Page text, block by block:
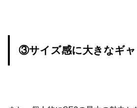
③サイズ感に大きなギ